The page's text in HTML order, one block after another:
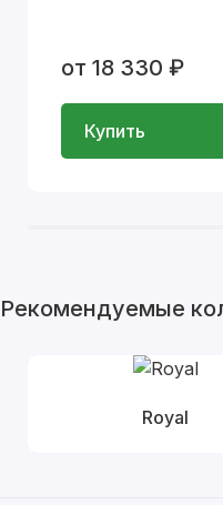
от 18 330 ₽
Купить
Рекомендуемые
Royal